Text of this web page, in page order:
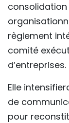
règlement
comité
d’entreprises.
Elle
de
pour